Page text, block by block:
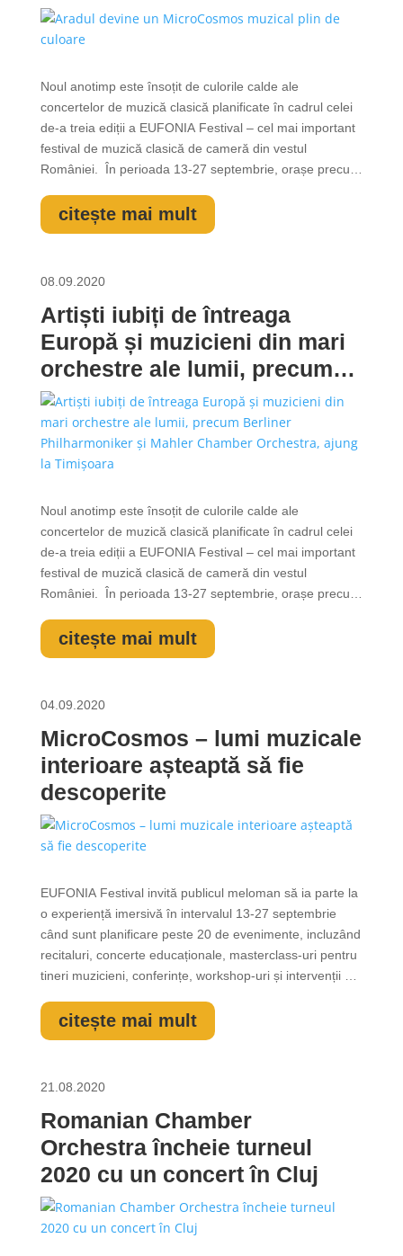
Noul anotimp este însoțit de culorile calde ale
concertelor de muzică clasică planificate în cadrul celei
de-a treia ediții a EUFONIA Festival – cel mai important
festival de muzică clasică de cameră din vestul
României. În perioada 13-27 septembrie, orașe precum
conglomerat de MicroCosmosuri muzicale ce invită
publicul meloman spre visare. Peste...
citește mai mult
08.09.2020
Artiști iubiți de întreaga
Europă și muzicieni din mari
orchestre ale lumii, precum
Berliner Philharmoniker și
Mahler Chamber Orchestra,
ajung la Timișoara
Noul anotimp este însoțit de culorile calde ale
concertelor de muzică clasică planificate în cadrul celei
de-a treia ediții a EUFONIA Festival – cel mai important
festival de muzică clasică de cameră din vestul
României. În perioada 13-27 septembrie, orașe precum
conglomerat de MicroCosmosuri muzicale ce invită
publicul meloman spre visare. Peste...
citește mai mult
04.09.2020
MicroCosmos – lumi muzicale
interioare așteaptă să fie
descoperite
EUFONIA Festival invită publicul meloman să ia parte la
o experiență imersivă în intervalul 13-27 septembrie
când sunt planificare peste 20 de evenimente, incluzând
recitaluri, concerte educaționale, masterclass-uri pentru
tineri muzicieni, conferințe, workshop-uri și intervenții de
descoperite! MicroCosmosuri muzicale vor pulsa a...
citește mai mult
21.08.2020
Romanian Chamber
Orchestra încheie turneul
2020 cu un concert în Cluj